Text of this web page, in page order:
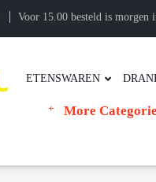
Voor 15.00 besteld is morgen
ETENSWAREN
More